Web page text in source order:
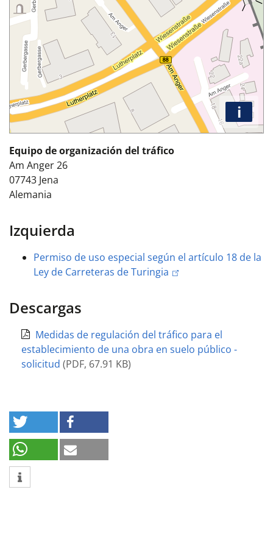
i
Equipo de organización del tráfico
Am Anger 26
07743 Jena
Alemania
Izquierda
Permiso de uso especial según el artículo 18 de la
Ley de Carreteras de Turingia
Descargas
Medidas de regulación del tráfico para el
establecimiento de una obra en suelo público -
solicitud (PDF, 67.91 KB)